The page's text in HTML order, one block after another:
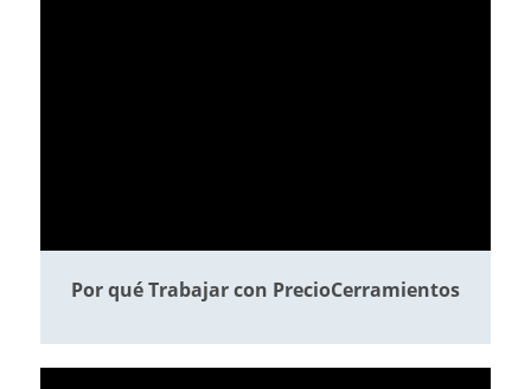
Por qué Trabajar con PrecioCerramientos